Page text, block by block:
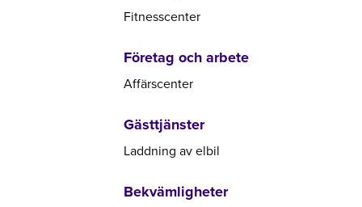
Fitnesscenter
Företag och arbete
Affärscenter
Gästtjänster
Laddning av elbil
Bekvämligheter